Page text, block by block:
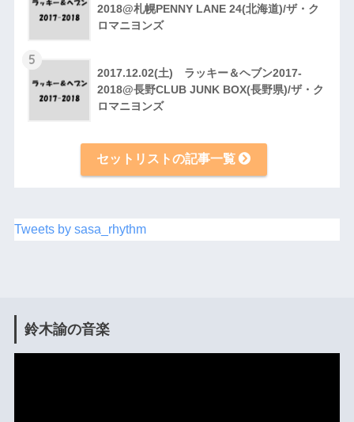
2018@札幌PENNY LANE 24(北海道)/ザ・ク
ロマニヨンズ
5
2017.12.02(土) ラッキー＆ヘブン2017-
2018@長野CLUB JUNK BOX(長野県)/ザ・ク
ロマニヨンズ
セットリストの記事一覧
Tweets by sasa_rhythm
鈴木諭の音楽